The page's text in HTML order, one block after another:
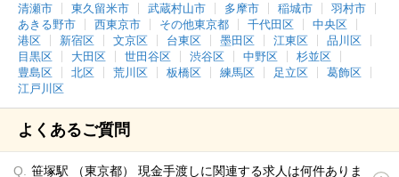
清瀬市
東久留米市 武蔵村山市 多摩市 稲城市
羽村市
あきる野市
西東京市 その他東京都 千代田区
中央区
港区
新宿区 文京区 台東区 墨田区 江東区
品川区
目黒区
大田区 世田谷区 渋谷区 中野区
杉並区
豊島区
北区 荒川区 板橋区 練馬区 足立区
葛飾区
江戸川区
よくあるご質問
笹塚駅 （東京都） 現金手渡しに関連する求人は何件ありま